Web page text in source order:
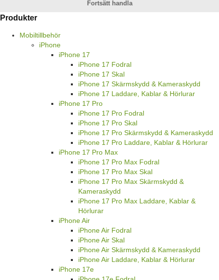
Fortsätt handla
Produkter
Mobiltillbehör
iPhone
iPhone 17
iPhone 17 Fodral
iPhone 17 Skal
iPhone 17 Skärmskydd & Kameraskydd
iPhone 17 Laddare, Kablar & Hörlurar
iPhone 17 Pro
iPhone 17 Pro Fodral
iPhone 17 Pro Skal
iPhone 17 Pro Skärmskydd & Kameraskydd
iPhone 17 Pro Laddare, Kablar & Hörlurar
iPhone 17 Pro Max
iPhone 17 Pro Max Fodral
iPhone 17 Pro Max Skal
iPhone 17 Pro Max Skärmskydd &
Kameraskydd
iPhone 17 Pro Max Laddare, Kablar &
Hörlurar
iPhone Air
iPhone Air Fodral
iPhone Air Skal
iPhone Air Skärmskydd & Kameraskydd
iPhone Air Laddare, Kablar & Hörlurar
iPhone 17e